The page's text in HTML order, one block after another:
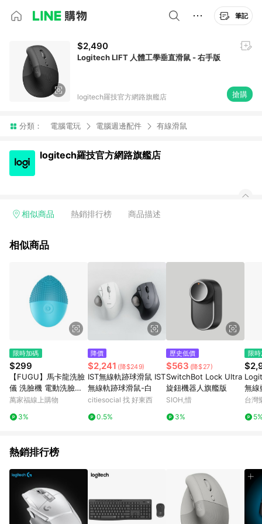
筆記
$2,490
Logitech LIFT 人體工學垂直滑鼠 - 右手版
logitech羅技官方網路旗艦店 搶購
分類： 電腦電玩 電腦週邊配件 有線滑鼠
logitech羅技官方網路旗艦店
相似商品 熱銷排行榜 商品描述
相似商品
限時加碼
$299
【FUGU】馬卡龍洗臉
儀 洗臉機 電動洗臉機
清潔機 臉部清潔儀-三
萬家福線上購物
3%
降價
$2,241 (降$249)
IST無線軌跡球滑鼠 IST
無線軌跡球滑鼠-白
citiesocial 找 好東西
0.5%
歷史低價
$563 (降$27)
SwitchBot Lock Ultra
旋鈕機器人旗艦版
SIOH,惜
3%
限
無線
台灣
台灣
熱銷排行榜